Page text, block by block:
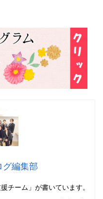
グ編集部
チーム」 が書いています。